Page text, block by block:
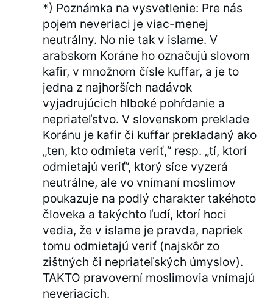
*) Poznámka na vysvetlenie: Pre nás
pojem neveriaci je viac-menej
neutrálny. No nie tak v islame. V
arabskom Koráne ho označujú slovom
kafir, v množnom čísle kuffar, a je to
jedna z najhorších nadávok
vyjadrujúcich hlboké pohŕdanie a
nepriateľstvo. V slovenskom preklade
Koránu je kafir či kuffar prekladaný ako
„ten, kto odmieta veriť,“ resp. „tí, ktorí
odmietajú veriť“, ktorý síce vyzerá
neutrálne, ale vo vnímaní moslimov
poukazuje na podlý charakter takéhoto
človeka a takýchto ľudí, ktorí hoci
vedia, že v islame je pravda, napriek
tomu odmietajú veriť (najskôr zo
zištných či nepriateľských úmyslov).
TAKTO pravoverní moslimovia vnímajú
neveriacich.